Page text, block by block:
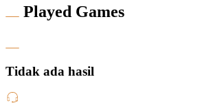
Played Games
Tidak ada hasil